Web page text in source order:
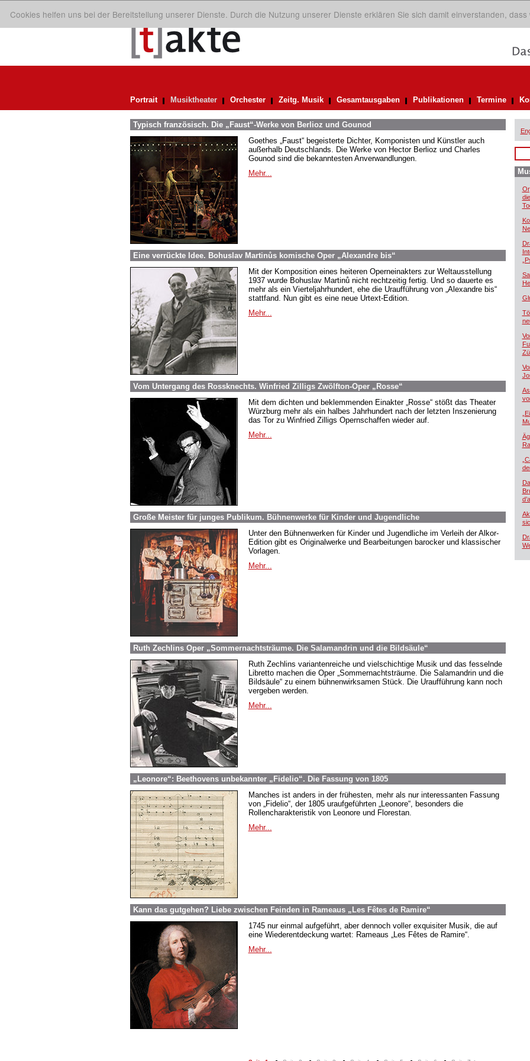
Cookies helfen uns bei der Bereitstellung unserer Dienste. Durch die Nutzung unserer Dienste erklären Sie sich damit einverstanden, dass
Portrait Musiktheater Orchester Zeitg. Musik Gesamtausgaben Publikationen Termine
Typisch französisch. Die „Faust“-Werke von Berlioz und Gounod
Goethes „Faust“ begeisterte Dichter, Komponisten und Künstler auch
außerhalb Deutschlands. Die Werke von Hector Berlioz und Charles
Gounod sind die bekanntesten Anverwandlungen.
Mehr...
Eine verrückte Idee. Bohuslav Martinůs komische Oper „Alexandre bis“
Mit der Komposition eines heiteren Operneinakters zur Weltausstellung
1937 wurde Bohuslav Martinů nicht rechtzeitig fertig. Und so dauerte es
mehr als ein Vierteljahrhundert, ehe die Uraufführung von „Alexandre bis“
stattfand. Nun gibt es eine neue Urtext-Edition.
Mehr...
Vom Untergang des Rossknechts. Winfried Zilligs Zwölfton-Oper „Rosse“
Mit dem dichten und beklemmenden Einakter „Rosse“ stößt das Theater
Würzburg mehr als ein halbes Jahrhundert nach der letzten Inszenierung
das Tor zu Winfried Zilligs Opernschaffen wieder auf.
Mehr...
Große Meister für junges Publikum. Bühnenwerke für Kinder und Jugendliche
Unter den Bühnenwerken für Kinder und Jugendliche im Verleih der Alkor-
Edition gibt es Originalwerke und Bearbeitungen barocker und klassischer
Vorlagen.
Mehr...
Ruth Zechlins Oper „Sommernachtsträume. Die Salamandrin und die Bildsäule“
Ruth Zechlins variantenreiche und vielschichtige Musik und das fesselnde
Libretto machen die Oper „Sommernachtsträume. Die Salamandrin und die
Bildsäule“ zu einem bühnenwirksamen Stück. Die Uraufführung kann noch
vergeben werden.
Mehr...
„Leonore“: Beethovens unbekannter „Fidelio“. Die Fassung von 1805
Manches ist anders in der frühesten, mehr als nur interessanten Fassung
von „Fidelio“, der 1805 uraufgeführten „Leonore“, besonders die
Rollencharakteristik von Leonore und Florestan.
Mehr...
Kann das gutgehen? Liebe zwischen Feinden in Rameaus „Les Fêtes de Ramire“
1745 nur einmal aufgeführt, aber dennoch voller exquisiter Musik, die auf
eine Wiederentdeckung wartet: Rameaus „Les Fêtes de Ramire“.
Mehr...